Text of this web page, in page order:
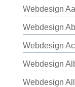
Webdesign
Webdesign
Webdesign
Webdesign
Webdesign